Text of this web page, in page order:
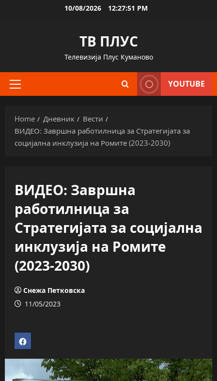
10/08/2026 12:27:52 PM
ТВ ПЛУС
Телевизија Плус Куманово
Primary
YOUTUBE
Home Дневник
Вести
ВИДЕО: Завршна работилница за Стратегијата за
социјална инклузија на Ромите (2023-2030)
ВИДЕО: Завршна
работилница за
Стратегијата за социјална
инклузија на Ромите
(2023-2030)
Снежа Петковска
11/05/2023